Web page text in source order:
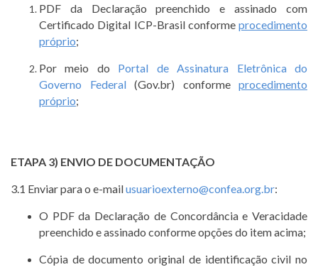
PDF da Declaração preenchido e assinado com
Certificado Digital ICP-Brasil conforme procedimento
próprio;
Por meio do Portal de Assinatura Eletrônica do
Governo Federal(Gov.br) conforme procedimento
próprio;
ETAPA 3) ENVIO DE DOCUMENTAÇÃO
3.1 Enviar para o e-mailusuarioexterno@confea.org.br:
O PDF da Declaração de Concordância e Veracidade
preenchido e assinado conforme opções do item acima;
Cópia de documento original de identificação civil no